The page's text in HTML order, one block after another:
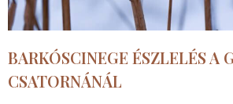
BARKÓSCINEGE ÉSZLELÉS A
CSATORNÁNÁL